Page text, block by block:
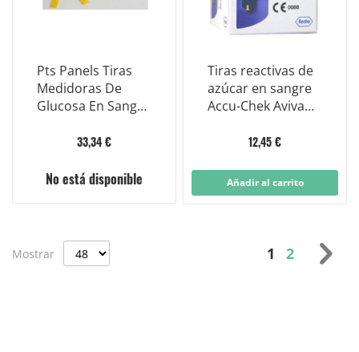
Pts Panels Tiras
Medidoras De
Glucosa En Sangre
33,34 €
No está disponible
Tiras reactivas de
azúcar en sangre
Accu-Chek Aviva
12,45 €
Añadir al carrito
Página
1 Página
2
Mostrar